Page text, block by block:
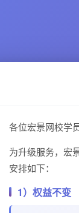
各位宏景网校学
为升级服务，宏
安排如下：
1）权益不变